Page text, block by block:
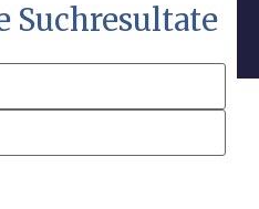
Suchresultate